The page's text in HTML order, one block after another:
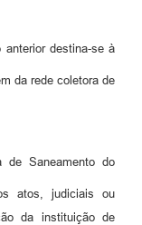
destina-se à
da rede coletora de
de Saneamento do
atos, judiciais ou
da instituição de